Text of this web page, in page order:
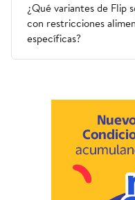
¿Qué variantes de Flip
con restricciones
específicas?